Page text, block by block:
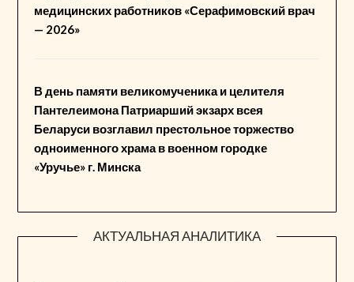
медицинских работников «Серафимовский врач
— 2026»
В день памяти великомученика и целителя
Пантелеимона Патриарший экзарх всея
Беларуси возглавил престольное торжество
одноименного храма в военном городке
«Уручье» г. Минска
АКТУАЛЬНАЯ АНАЛИТИКА